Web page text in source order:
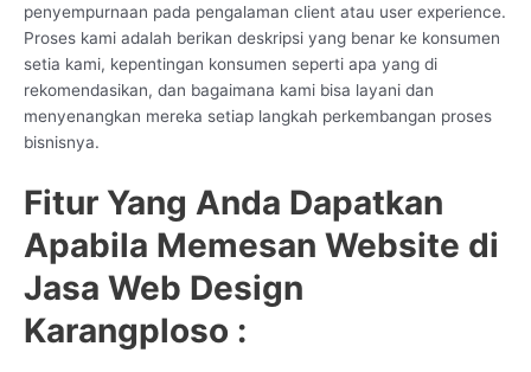
penyempurnaan pada pengalaman client atau user experience.
Proses kami adalah berikan deskripsi yang benar ke konsumen
setia kami, kepentingan konsumen seperti apa yang di
rekomendasikan, dan bagaimana kami bisa layani dan
menyenangkan mereka setiap langkah perkembangan proses
bisnisnya.
Fitur Yang Anda Dapatkan
Apabila Memesan Website di
Jasa Web Design
Karangploso :